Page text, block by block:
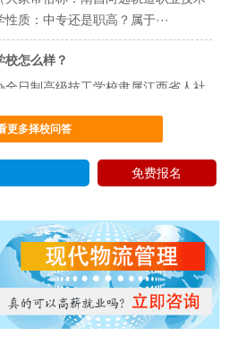
质：中专还是职高？属于···
校怎么样？
日制高级技工学校隶属江西省人社
校（民办非企业单位） 1. 审批主管
业有哪些？
，是一所民办全日制技工学校，它的
色，同时覆盖服务、制造···
年创办d
更多择校问答
免费报名